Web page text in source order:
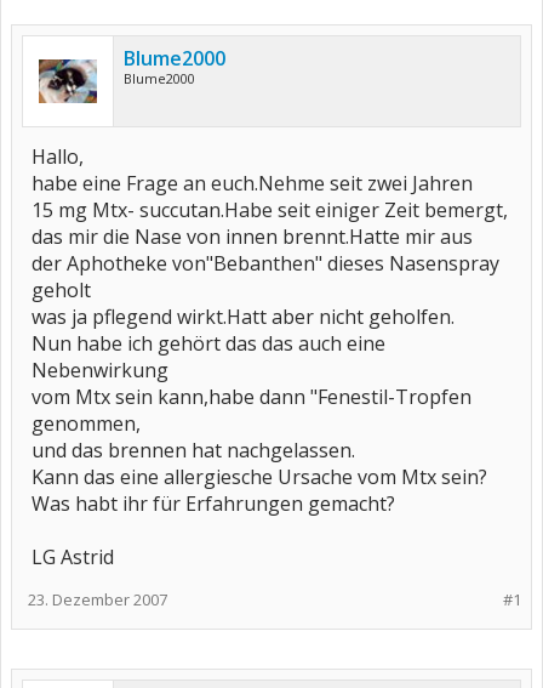
Blume2000
Blume2000
Hallo,
habe eine Frage an euch.Nehme seit zwei Jahren
15 mg Mtx- succutan.Habe seit einiger Zeit bemergt,
das mir die Nase von innen brennt.Hatte mir aus
der Aphotheke von"Bebanthen" dieses Nasenspray
geholt
was ja pflegend wirkt.Hatt aber nicht geholfen.
Nun habe ich gehört das das auch eine
Nebenwirkung
vom Mtx sein kann,habe dann "Fenestil-Tropfen
genommen,
und das brennen hat nachgelassen.
Kann das eine allergiesche Ursache vom Mtx sein?
Was habt ihr für Erfahrungen gemacht?
LG Astrid
#1
23. Dezember 2007